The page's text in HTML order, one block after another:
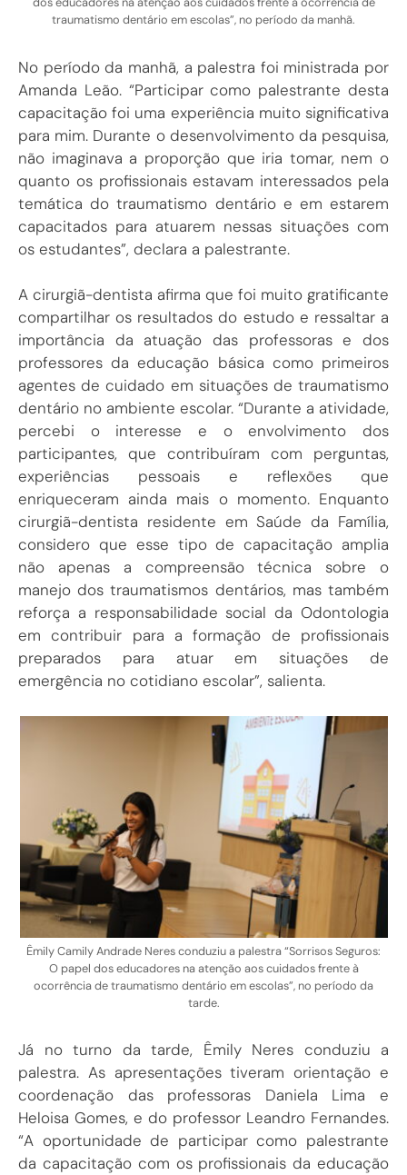
traumatismo dentário em escolas”, no período da manhã.
No período da manhã, a palestra foi ministrada por
Amanda Leão. “Participar como palestrante desta
capacitação foi uma experiência muito significativa
para mim. Durante o desenvolvimento da pesquisa,
não imaginava a proporção que iria tomar, nem o
quanto os profissionais estavam interessados pela
temática do traumatismo dentário e em estarem
capacitados para atuarem nessas situações com
os estudantes”, declara a palestrante.
A cirurgiã-dentista afirma que foi muito gratificante
compartilhar os resultados do estudo e ressaltar a
importância da atuação das professoras e dos
professores da educação básica como primeiros
agentes de cuidado em situações de traumatismo
dentário no ambiente escolar. “Durante a atividade,
percebi o interesse e o envolvimento dos
participantes, que contribuíram com perguntas,
experiências pessoais e reflexões que
enriqueceram ainda mais o momento. Enquanto
cirurgiã-dentista residente em Saúde da Família,
considero que esse tipo de capacitação amplia
não apenas a compreensão técnica sobre o
manejo dos traumatismos dentários, mas também
reforça a responsabilidade social da Odontologia
em contribuir para a formação de profissionais
preparados para atuar em situações de
emergência no cotidiano escolar”, salienta.
Êmily Camily Andrade Neres conduziu a palestra “Sorrisos Seguros:
O papel dos educadores na atenção aos cuidados frente à
ocorrência de traumatismo dentário em escolas”, no período da
tarde.
Já no turno da tarde, Êmily Neres conduziu a
palestra. As apresentações tiveram orientação e
coordenação das professoras Daniela Lima e
Heloisa Gomes, e do professor Leandro Fernandes.
“A oportunidade de participar como palestrante
da capacitação com os profissionais da educação